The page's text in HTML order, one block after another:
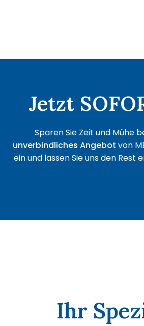
Jetzt
Sparen Sie Zeit und Mühe
unverbindliches Angebot von
ein und lassen Sie uns den
Ihr